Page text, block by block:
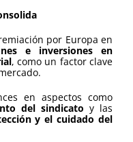
por Europa en
e inversiones en
, como un factor clave
en aspectos como
del sindicato y las
y el cuidado del